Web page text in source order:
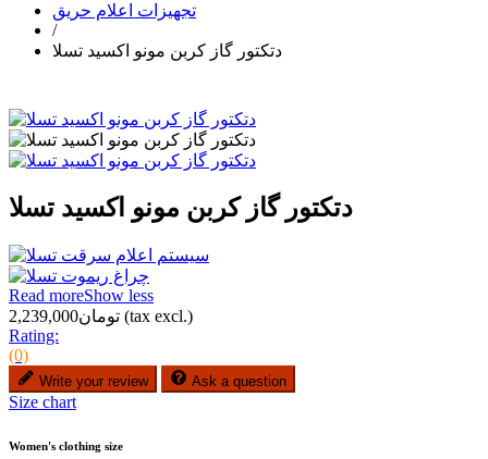
تجهیزات اعلام حریق
/
دتکتور گاز کربن مونو اکسید تسلا
دتکتور گاز کربن مونو اکسید تسلا
Read moreShow less
تومان2,239,000 (tax excl.)
Rating:
(0)
Write your review Ask a question
Size chart
Women's clothing size